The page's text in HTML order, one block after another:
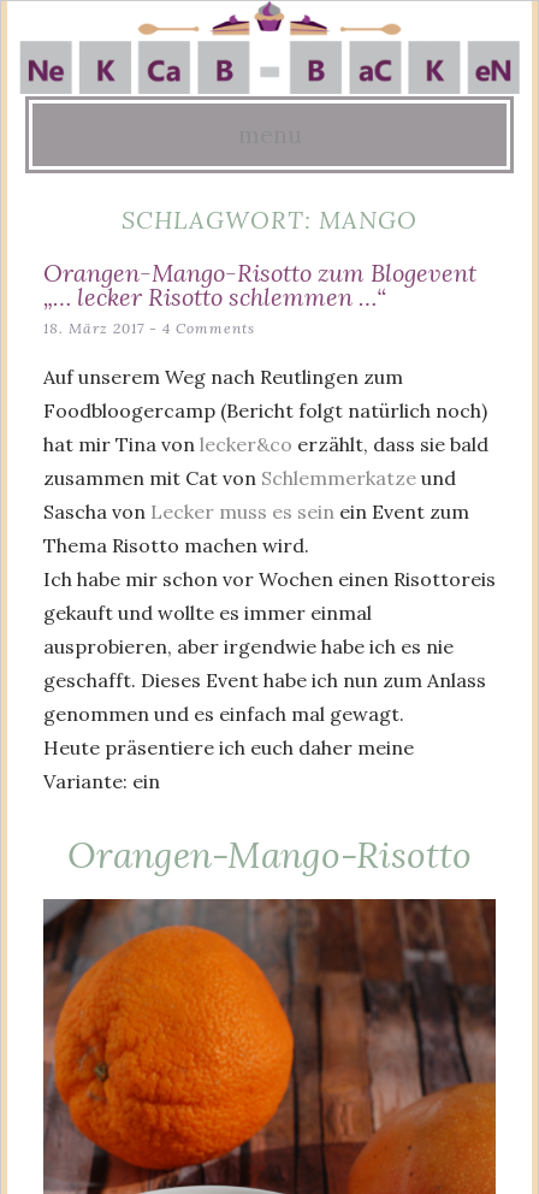
content
SCHLAGWORT: MANGO
Orangen-Mango-Risotto zum Blogevent
„… lecker Risotto schlemmen …“
18. März 2017 4 Comments
Auf unserem Weg nach Reutlingen zum
Foodbloogercamp (Bericht folgt natürlich noch)
hat mir Tina von lecker&co erzählt, dass sie bald
zusammen mit Cat von Schlemmerkatze und
Sascha von Lecker muss es sein ein Event zum
Thema Risotto machen wird.
Ich habe mir schon vor Wochen einen Risottoreis
gekauft und wollte es immer einmal
ausprobieren, aber irgendwie habe ich es nie
geschafft. Dieses Event habe ich nun zum Anlass
genommen und es einfach mal gewagt.
Heute präsentiere ich euch daher meine
Variante: ein
Orangen-Mango-Risotto